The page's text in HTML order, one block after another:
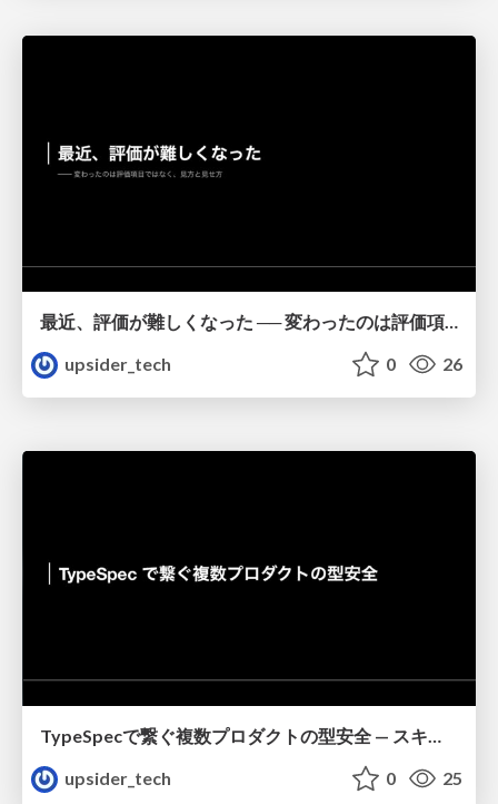
upsider_tech
0 26
TypeSpecで繋ぐ複数プロダクトの型安全 — スキーマ共有による「型契約」の実践_mitsui
upsider_tech
0 25